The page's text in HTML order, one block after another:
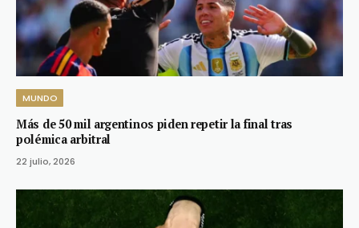
MUNDO
Más de 50 mil argentinos piden repetir la final tras
polémica arbitral
22 julio, 2026